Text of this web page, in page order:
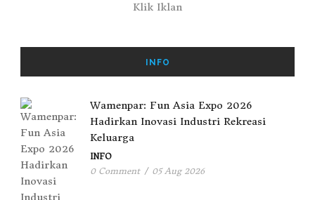
Klik Iklan
INFO
Wamenpar: Fun Asia Expo 2026
Hadirkan Inovasi Industri Rekreasi
Keluarga
INFO
0 Comment / 05 Aug 2026